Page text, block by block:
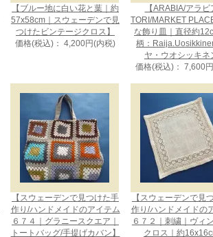
【ブルー地に白い花と葉｜約
57x58cm｜スウェーデンで見
つけたビンテージクロス】
価格(税込)： 4,200円(内税)
【ARABIA/アラビ
TORI/MARKET
な飾り皿｜直径約
柄：
ヤ・ウオシッキネ
価格(税込)： 7,600
【スウェーデンで見つけた手
作り/ハンドメイドのアイテム
６７４｜グラニースクエア｜
トートバッグ/手提げカバン】
【スウェーデンで見
作り/ハンドメイドの
６７２｜刺繍｜ヴィ
クロス｜約